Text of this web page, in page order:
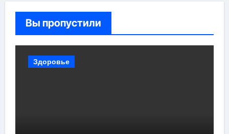
Вы пропустили
Здоровье